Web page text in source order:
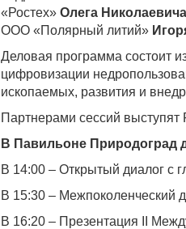
«Ростех» Олега
ООО «Полярный литий»
Деловая программа состоит
цифровизации
ископаемых, развития и
Партнерами сессий
В Павильоне Природоград
В 14:00 – Открытый диалог с
В 15:30 – Межпоколенческий
В 16:20 – Презентация II